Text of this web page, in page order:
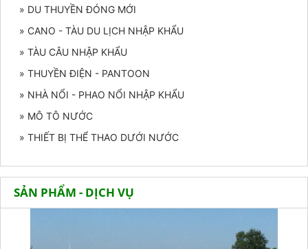
» DU THUYỀN ĐÓNG MỚI
» CANO - TÀU DU LỊCH NHẬP KHẨU
» TÀU CÂU NHẬP KHẨU
» THUYỀN ĐIỆN - PANTOON
» NHÀ NỔI - PHAO NỔI NHẬP KHẨU
» MÔ TÔ NƯỚC
» THIẾT BỊ THỂ THAO DƯỚI NƯỚC
SẢN PHẨM - DỊCH VỤ